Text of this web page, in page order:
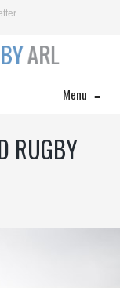
Menu ≡
RUGBY